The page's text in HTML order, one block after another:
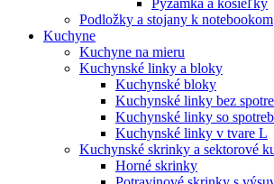
Podložky a stojany k notebookom
Kuchyne
Kuchyne na mieru
Kuchynské linky a bloky
Kuchynské bloky
Kuchynské linky bez
Kuchynské linky so
Kuchynské linky v tvare L
Kuchynské skrinky a sektorové
Horné skrinky